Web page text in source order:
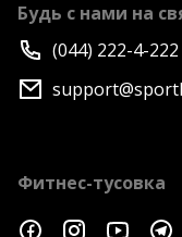
Будь с нами на
(044) 222-4-222
Фитнес-тусовка